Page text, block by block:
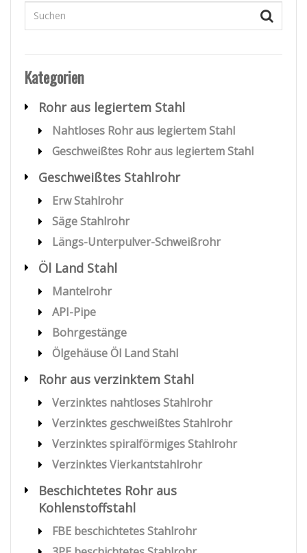
Kategorien
Rohr aus legiertem Stahl
Nahtloses Rohr aus legiertem Stahl
Geschweißtes Rohr aus legiertem Stahl
Geschweißtes Stahlrohr
Erw Stahlrohr
Säge Stahlrohr
Längs-Unterpulver-Schweißrohr
Öl Land Stahl
Mantelrohr
API-Pipe
Bohrgestänge
Ölgehäuse Öl Land Stahl
Rohr aus verzinktem Stahl
Verzinktes nahtloses Stahlrohr
Verzinktes geschweißtes Stahlrohr
Verzinktes spiralförmiges Stahlrohr
Verzinktes Vierkantstahlrohr
Beschichtetes Rohr aus
Kohlenstoffstahl
FBE beschichtetes Stahlrohr